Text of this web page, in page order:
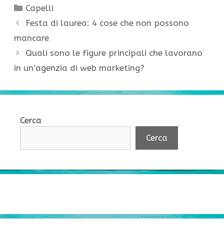
Categorie
Capelli
Festa di laurea: 4 cose che non possono
mancare
Quali sono le figure principali che lavorano
in un’agenzia di web marketing?
Cerca
Cerca